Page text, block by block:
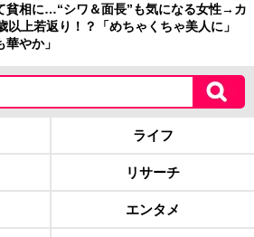
貧相に…“シワ＆面長”も気になる女性→カ
以上若返り！？「めちゃくちゃ美人に」
華やか」
ライフ
リサーチ
エンタメ